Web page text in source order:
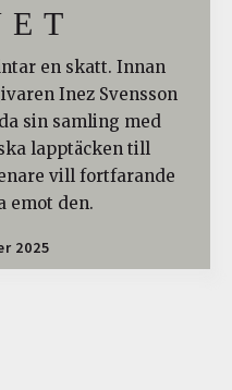
E T
en skatt. Innan
Inez Svensson
sin samling med
lapptäcken till
vill fortfarande
emot den.
2025